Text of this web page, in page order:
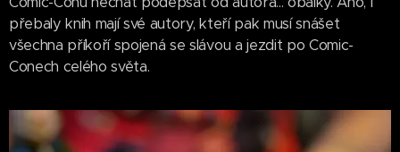
přebaly knih mají své autory, kteří pak musí snášet
všechna příkoří spojená se slávou a jezdit po Comic-
Conech celého světa.